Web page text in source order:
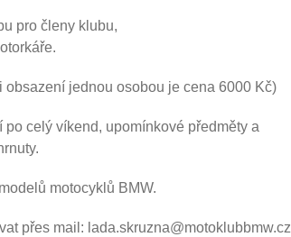
pro členy klubu,
jednou osobou je cena 6000 Kč)
celý víkend, upomínkové předměty a
motocyklů BMW.
přes mail: lada.skruzna@motoklubbmw.cz